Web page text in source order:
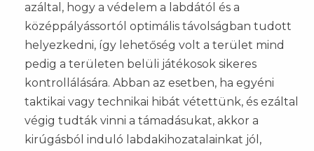
azáltal, hogy a védelem a labdától és a
középpályássortól optimális távolságban tudott
helyezkedni, így lehetőség volt a terület mind
pedig a területen belüli játékosok sikeres
kontrollálására. Abban az esetben, ha egyéni
taktikai vagy technikai hibát vétettünk, és ezáltal
végig tudták vinni a támadásukat, akkor a
kirúgásból induló labdakihozatalainkat jól,